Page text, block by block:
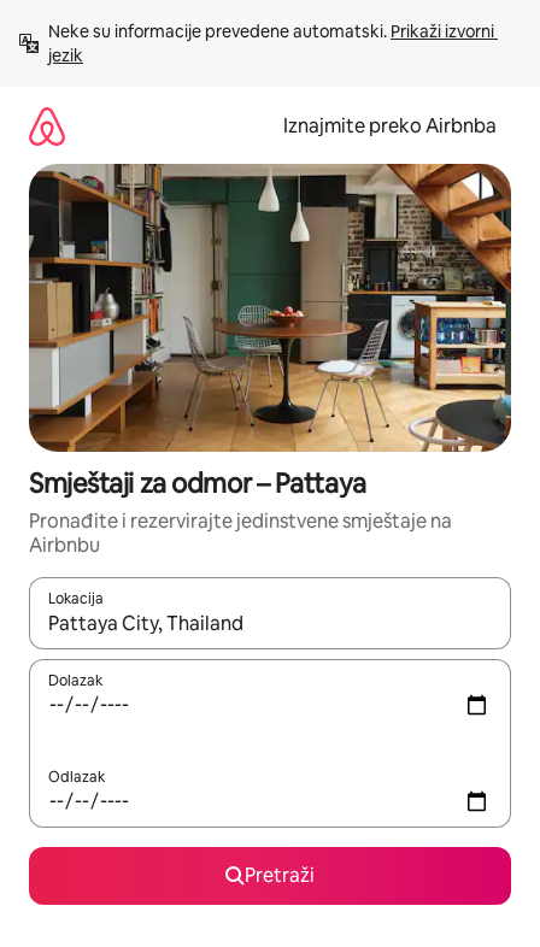
sadržaj
Neke su informacije prevedene automatski. Prikaži izvorni
jezik
Iznajmite preko Airbnba
Smještaji za odmor – Pattaya
Pronađite i rezervirajte jedinstvene smještaje na
Airbnbu
Lokacija
Kada budu dostupni rezultati, moći ćete ih pregledati
Dolazak
Odlazak
Pretraži